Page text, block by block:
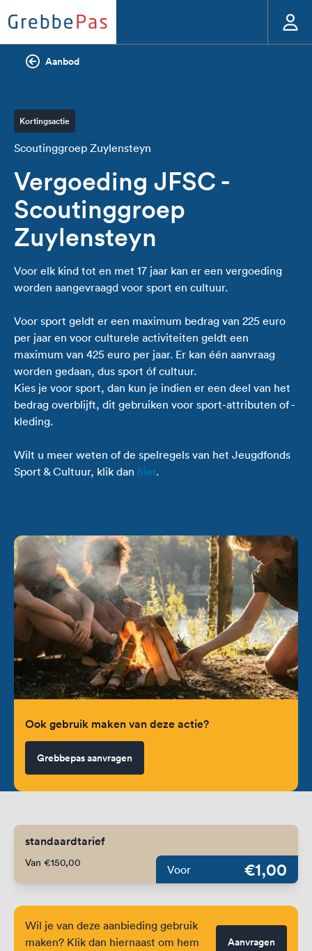
Aanbod
Kortingsactie
Scoutinggroep Zuylensteyn
Vergoeding JFSC -
Scoutinggroep
Zuylensteyn
Voor elk kind tot en met 17 jaar kan er een vergoeding
worden aangevraagd voor sport en cultuur.
Voor sport geldt er een maximum bedrag van 225 euro
per jaar en voor culturele activiteiten geldt een
maximum van 425 euro per jaar. Er kan één aanvraag
worden gedaan, dus sport óf cultuur.
Kies je voor sport, dan kun je indien er een deel van het
bedrag overblijft, dit gebruiken voor sport-attributen of -
kleding.
Wilt u meer weten of de spelregels van het Jeugdfonds
Sport & Cultuur, klik dan hier.
Ook gebruik maken van deze actie?
Grebbepas aanvragen
standaardtarief
Van €150,00 Voor €1,00
Wil je van deze aanbieding gebruik
maken? Klik dan hiernaast om hem
Aanvragen